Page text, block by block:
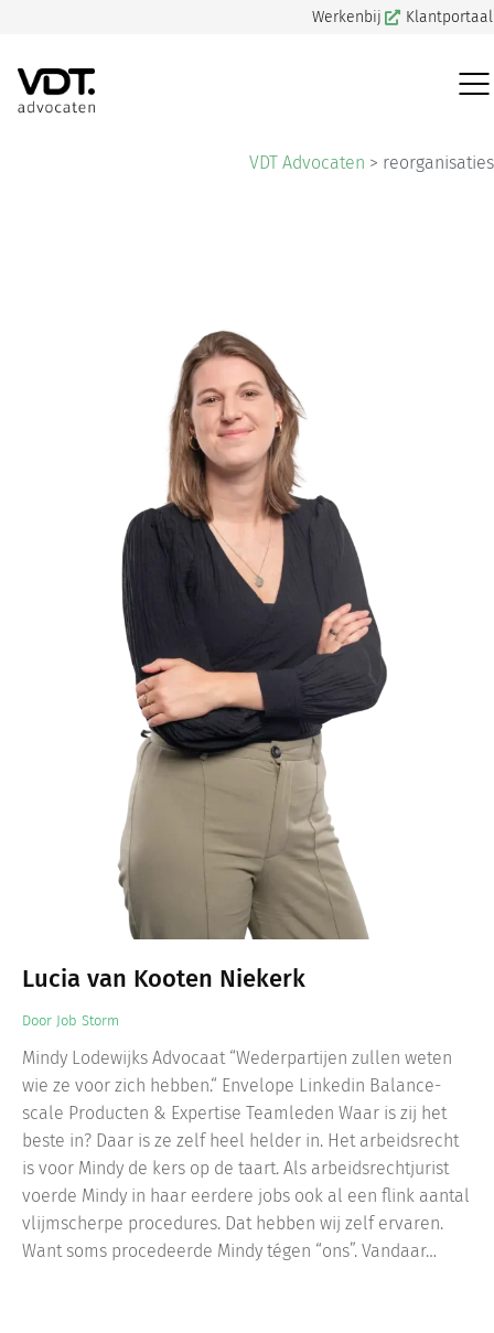
Werkenbij Klantportaal
VDT Advocaten > reorganisaties
Lucia van Kooten Niekerk
Door Job Storm
Mindy Lodewijks Advocaat “Wederpartijen zullen weten
wie ze voor zich hebben.“ Envelope Linkedin Balance-
scale Producten & Expertise Teamleden Waar is zij het
beste in? Daar is ze zelf heel helder in. Het arbeidsrecht
is voor Mindy de kers op de taart. Als arbeidsrechtjurist
voerde Mindy in haar eerdere jobs ook al een flink aantal
vlijmscherpe procedures. Dat hebben wij zelf ervaren.
Want soms procedeerde Mindy tégen “ons”. Vandaar…